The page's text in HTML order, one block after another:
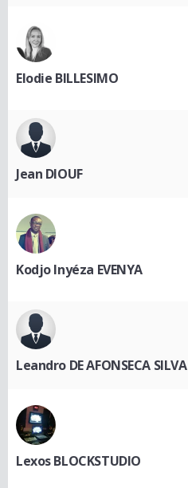
Elodie BILLESIMO
Jean DIOUF
Kodjo Inyéza EVENYA
Leandro DE AFONSECA SILVA
Lexos BLOCKSTUDIO